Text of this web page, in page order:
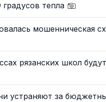
тепла
мошенническая
рязанских школ
устраняют за